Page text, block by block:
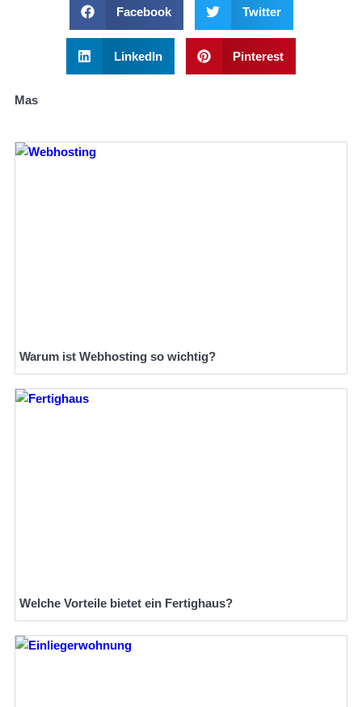
Facebook Twitter
LinkedIn Pinterest
Mas
Warum ist Webhosting so wichtig?
Welche Vorteile bietet ein Fertighaus?